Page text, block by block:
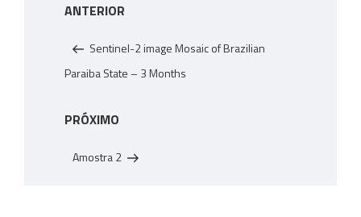
Post
ANTERIOR
Sentinel-2 image Mosaic of Brazilian
Paraiba State – 3 Months
Próximo
PRÓXIMO
Amostra 2